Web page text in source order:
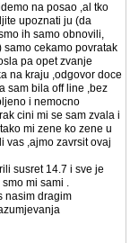
na posao ,al tko
upoznati ju (da
ih samo obnovili,
cekamo povratak
pa opet zvanje
na kraju ,odgovor doce
sam bila off line ,bez
i nemocno
cini mi se sam zvala i
mi zene ko zene u
vas ,ajmo zavrsit ovaj
susret 14.7 i sve je
mi sami .
nasim dragim